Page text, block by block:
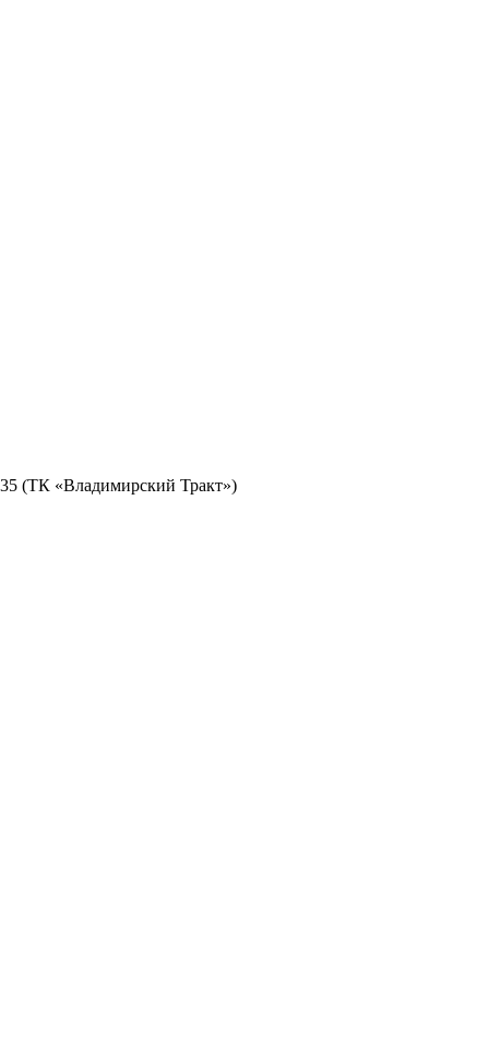
(ТК «Владимирский Тракт»)